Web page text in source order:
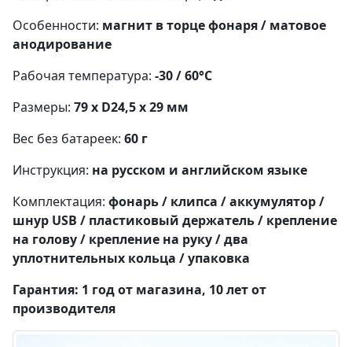
Особенности: магнит в торце фонаря / матовое
анодирование
Рабочая температура: -30 / 60°C
Размеры: 79 x D24,5 x 29 мм
Вес без батареек: 60 г
Инструкция: на русском и английском языке
Комплектация: фонарь / клипса / аккумулятор /
шнур USB / пластиковый держатель / крепление
на голову / крепление на руку / два
уплотнительных кольца / упаковка
Гарантия: 1 год от магазина, 10 лет от
производителя